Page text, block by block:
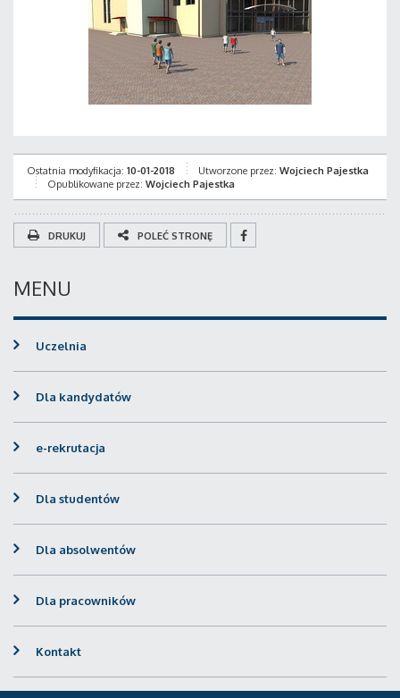
Ostatnia modyfikacja: 10-01-2018 Utworzone przez: Wojciech Pajestka
Opublikowane przez: Wojciech Pajestka
DRUKUJ POLEĆ STRONĘ
MENU
Uczelnia
Dla kandydatów
e-rekrutacja
Dla studentów
Dla absolwentów
Dla pracowników
Kontakt